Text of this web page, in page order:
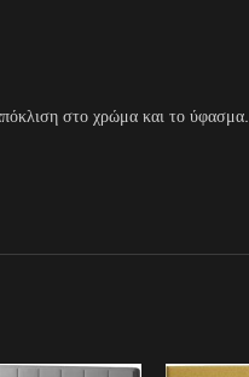
στο χρώμα και το ύφασμα.